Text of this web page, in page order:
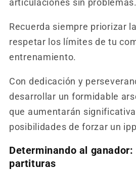
Recuerda siempre priorizar
respetar los límites de tu
entrenamiento.
Con dedicación y
desarrollar un formidable
que aumentarán
posibilidades de forzar un
Determinando al
partituras